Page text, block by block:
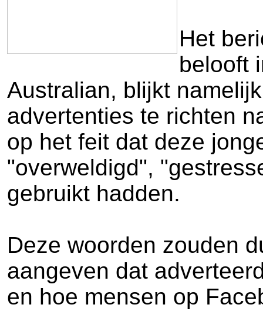
Het
belooft
Australian, blijkt
advertenties te richten
op het feit dat deze
"overweldigd",
gebruikt hadden.
Deze woorden zouden
aangeven dat
en hoe mensen op